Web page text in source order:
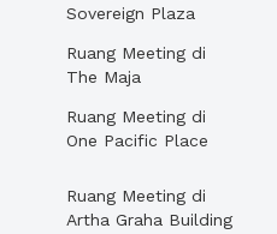
Sovereign Plaza
Ruang Meeting di
The Maja
Ruang Meeting di
One Pacific Place
Ruang Meeting di
Artha Graha Building